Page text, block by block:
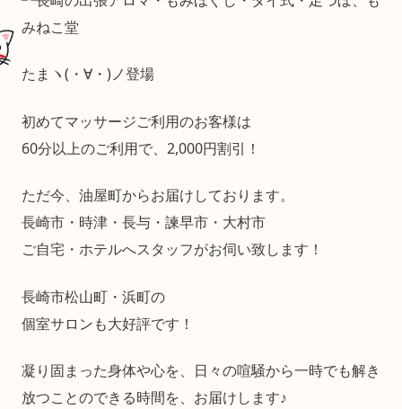
たまヽ(・∀・)ノ登場
初めてマッサージご利用のお客様は
60分以上のご利用で、2,000円割引！
ただ今、油屋町からお届けしております。
長崎市・時津・長与・諫早市・大村市
ご自宅・ホテルへスタッフがお伺い致します！
長崎市松山町・浜町の
個室サロンも大好評です！
凝り固まった身体や心を、日々の喧騒から一時でも解き
放つことのできる時間を、お届けします♪